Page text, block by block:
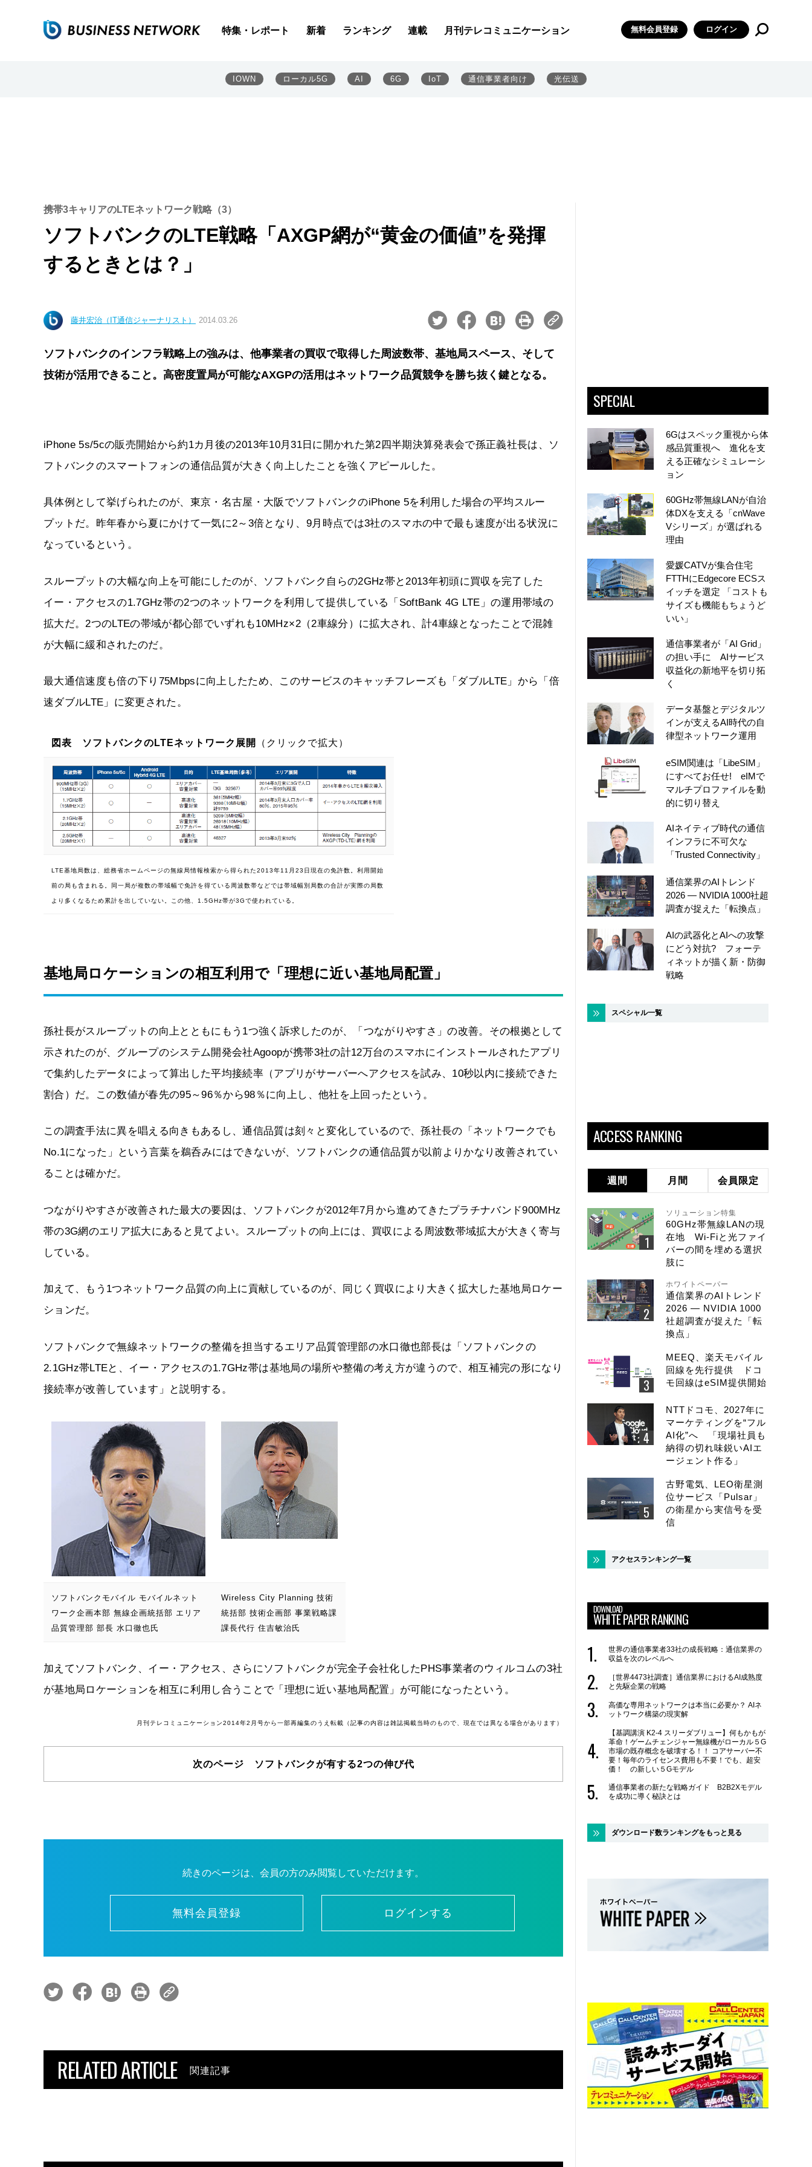
特集・レポート 新着 ランキング 連載 月刊テレコミュニケーション 無料会員登録 ログイン
IOWN ローカル5G AI 6G IoT 通信事業者向け 光伝送
携帯3キャリアのLTEネットワーク戦略（3）
ソフトバンクのLTE戦略「AXGP網が“黄金の価値”を発揮
するときとは？」
藤井宏治（IT通信ジャーナリスト） 2014.03.26
ソフトバンクのインフラ戦略上の強みは、他事業者の買収で取得した周波数帯、基地局スペース、そして
技術が活用できること。高密度置局が可能なAXGPの活用はネットワーク品質競争を勝ち抜く鍵となる。
iPhone 5s/5cの販売開始から約1カ月後の2013年10月31日に開かれた第2四半期決算発表会で孫正義社長は、ソ
フトバンクのスマートフォンの通信品質が大きく向上したことを強くアピールした。
具体例として挙げられたのが、東京・名古屋・大阪でソフトバンクのiPhone 5を利用した場合の平均スルー
プットだ。昨年春から夏にかけて一気に2～3倍となり、9月時点では3社のスマホの中で最も速度が出る状況に
なっているという。
スループットの大幅な向上を可能にしたのが、ソフトバンク自らの2GHz帯と2013年初頭に買収を完了した
イー・アクセスの1.7GHz帯の2つのネットワークを利用して提供している「SoftBank 4G LTE」の運用帯域の
拡大だ。2つのLTEの帯域が都心部でいずれも10MHz×2（2車線分）に拡大され、計4車線となったことで混雑
が大幅に緩和されたのだ。
最大通信速度も倍の下り75Mbpsに向上したため、このサービスのキャッチフレーズも「ダブルLTE」から「倍
速ダブルLTE」に変更された。
図表 ソフトバンクのLTEネットワーク展開 （クリックで拡大）
LTE基地局数は、総務省ホームページの無線局情報検索から得られた2013年11月23日現在の免許数。利用開始
前の局も含まれる。同一局が複数の帯域幅で免許を得ている周波数帯などでは帯域幅別局数の合計が実際の局数
より多くなるため累計を出していない。この他、1.5GHz帯が3Gで使われている。
基地局ロケーションの相互利用で「理想に近い基地局配置」
孫社長がスループットの向上とともにもう1つ強く訴求したのが、「つながりやすさ」の改善。その根拠として
示されたのが、グループのシステム開発会社Agoopが携帯3社の計12万台のスマホにインストールされたアプリ
で集約したデータによって算出した平均接続率（アプリがサーバーへアクセスを試み、10秒以内に接続できた
割合）だ。この数値が春先の95～96％から98％に向上し、他社を上回ったという。
この調査手法に異を唱える向きもあるし、通信品質は刻々と変化しているので、孫社長の「ネットワークでも
No.1になった」という言葉を鵜呑みにはできないが、ソフトバンクの通信品質が以前よりかなり改善されてい
ることは確かだ。
つながりやすさが改善された最大の要因は、ソフトバンクが2012年7月から進めてきたプラチナバンド900MHz
帯の3G網のエリア拡大にあると見てよい。スループットの向上には、買収による周波数帯域拡大が大きく寄与
している。
加えて、もう1つネットワーク品質の向上に貢献しているのが、同じく買収により大きく拡大した基地局ロケー
ションだ。
ソフトバンクで無線ネットワークの整備を担当するエリア品質管理部の水口徹也部長は「ソフトバンクの
2.1GHz帯LTEと、イー・アクセスの1.7GHz帯は基地局の場所や整備の考え方が違うので、相互補完の形になり
接続率が改善しています」と説明する。
ソフトバンクモバイル モバイルネット
ワーク企画本部 無線企画統括部 エリア
品質管理部 部長 水口徹也氏
Wireless City Planning 技術
統括部 技術企画部 事業戦略課
課長代行 住吉敏治氏
加えてソフトバンク、イー・アクセス、さらにソフトバンクが完全子会社化したPHS事業者のウィルコムの3社
が基地局ロケーションを相互に利用し合うことで「理想に近い基地局配置」が可能になったという。
月刊テレコミュニケーション2014年2月号から一部再編集のうえ転載（記事の内容は雑誌掲載当時のもので、現在では異なる場合があります）
次のページ ソフトバンクが有する2つの伸び代
続きのページは、会員の方のみ閲覧していただけます。
無料会員登録 ログインする
RELATED ARTICLE 関連記事
SPECIAL
6Gはスペック重視から体
感品質重視へ 進化を支
える正確なシミュレーシ
ョン
60GHz帯無線LANが自治
体DXを支える「cnWave
Vシリーズ」が選ばれる
理由
愛媛CATVが集合住宅
FTTHにEdgecore ECSス
イッチを選定 「コストも
サイズも機能もちょうど
いい」
通信事業者が「AI Grid」
の担い手に AIサービス
収益化の新地平を切り拓
く
データ基盤とデジタルツ
インが支えるAI時代の自
律型ネットワーク運用
eSIM関連は「LibeSIM」
にすべてお任せ! eIMで
マルチプロファイルを動
的に切り替え
AIネイティブ時代の通信
インフラに不可欠な
「Trusted Connectivity」
通信業界のAIトレンド
2026 ― NVIDIA 1000社超
調査が捉えた「転換点」
AIの武器化とAIへの攻撃
にどう対抗? フォーテ
ィネットが描く新・防御
戦略
スペシャル一覧
ACCESS RANKING
週間 月間 会員限定
ソリューション特集
60GHz帯無線LANの現
在地 Wi-Fiと光ファイ
バーの間を埋める選択
肢に
ホワイトペーパー
通信業界のAIトレンド
2026 ― NVIDIA 1000
社超調査が捉えた「転
換点」
MEEQ、楽天モバイル
回線を先行提供 ドコ
モ回線はeSIM提供開始
NTTドコモ、2027年に
マーケティングを“フル
AI化”へ 「現場社員も
納得の切れ味鋭いAIエ
ージェント作る」
古野電気、LEO衛星測
位サービス「Pulsar」
の衛星から実信号を受
信
アクセスランキング一覧
DOWNLOAD
WHITE PAPER RANKING
世界の通信事業者33社の成長戦略：通信業界の
収益を次のレベルへ
［世界4473社調査］通信業界におけるAI成熟度
と先駆企業の戦略
高価な専用ネットワークは本当に必要か？ AIネ
ットワーク構築の現実解
【基調講演 K2-4 スリーダブリュー】何もかもが
革命！ゲームチェンジャー無線機がローカル５G
市場の既存概念を破壊する！！ コアサーバー不
要！毎年のライセンス費用も不要！でも、超安
価！ の新しい５Gモデル
通信事業者の新たな戦略ガイド B2B2Xモデル
を成功に導く秘訣とは
ダウンロード数ランキングをもっと見る